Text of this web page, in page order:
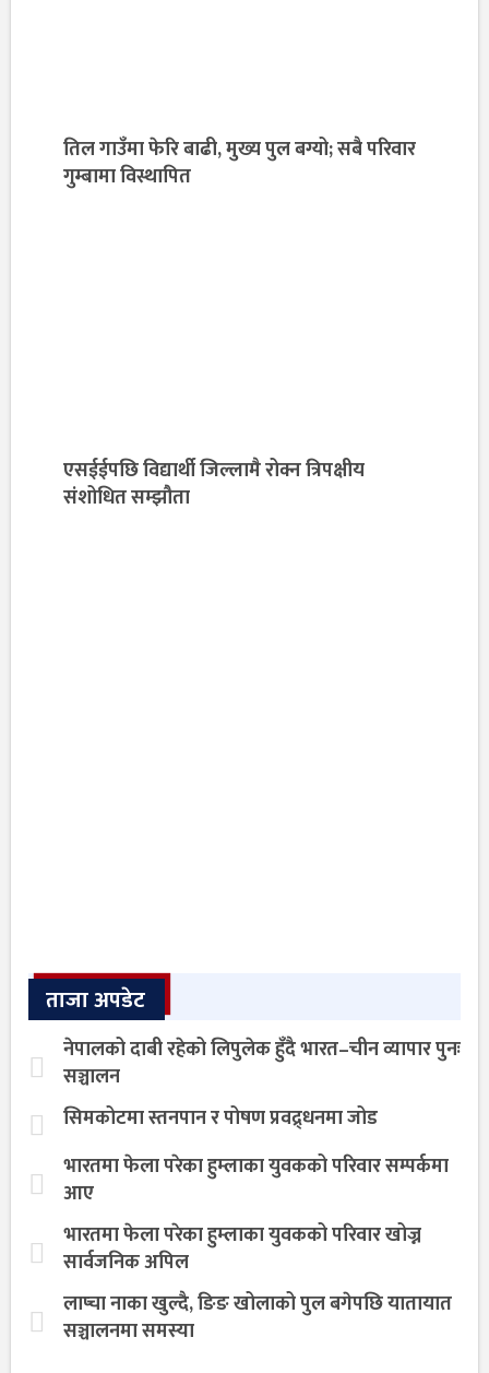
तिल गाउँमा फेरि बाढी, मुख्य पुल बग्यो; सबै परिवार
गुम्बामा विस्थापित
एसईईपछि विद्यार्थी जिल्लामै रोक्न त्रिपक्षीय
संशोधित सम्झौता
ताजा अपडेट
नेपालको दाबी रहेको लिपुलेक हुँदै भारत–चीन व्यापार पुनः
सञ्चालन
सिमकोटमा स्तनपान र पोषण प्रवद्र्धनमा जोड
भारतमा फेला परेका हुम्लाका युवकको परिवार सम्पर्कमा
आए
भारतमा फेला परेका हुम्लाका युवकको परिवार खोज्न
सार्वजनिक अपिल
लाप्चा नाका खुल्दै, ङिङ खोलाको पुल बगेपछि यातायात
सञ्चालनमा समस्या